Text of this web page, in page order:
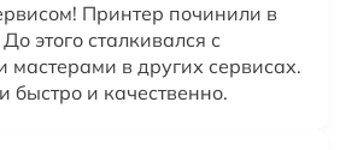
Принтер починили в
этого сталкивался с
мастерами в других сервисах.
быстро и качественно.